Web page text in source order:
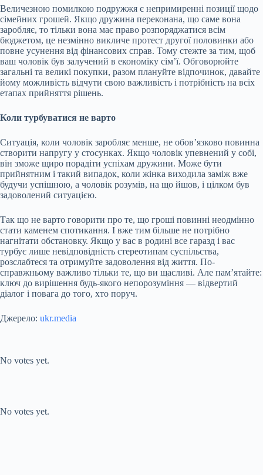
Величезною помилкою подружжя є непримиренні позиції щодо
сімейних грошей. Якщо дружина переконана, що саме вона
заробляє, то тільки вона має право розпоряджатися всім
бюджетом, це незмінно викличе протест другої половинки або
повне усунення від фінансових справ. Тому стежте за тим, щоб
ваш чоловік був залучений в економіку сім’ї. Обговорюйте
загальні та великі покупки, разом плануйте відпочинок, давайте
йому можливість відчути свою важливість і потрібність на всіх
етапах прийняття рішень.
Коли турбуватися не варто
Ситуація, коли чоловік заробляє менше, не обов’язково повинна
створити напругу у стосунках. Якщо чоловік упевнений у собі,
він зможе щиро порадіти успіхам дружини. Може бути
прийнятним і такий випадок, коли жінка виходила заміж вже
будучи успішною, а чоловік розумів, на що йшов, і цілком був
задоволений ситуацією.
Так що не варто говорити про те, що гроші повинні неодмінно
стати каменем спотикання. І вже тим більше не потрібно
нагнітати обстановку. Якщо у вас в родині все гаразд і вас
турбує лише невідповідність стереотипам суспільства,
розслабтеся та отримуйте задоволення від життя. По-
справжньому важливо тільки те, що ви щасливі. Але пам’ятайте:
ключ до вирішення будь-якого непорозуміння — відвертий
діалог і повага до того, хто поруч.
Джерело: ukr.media
No votes yet.
No votes yet.